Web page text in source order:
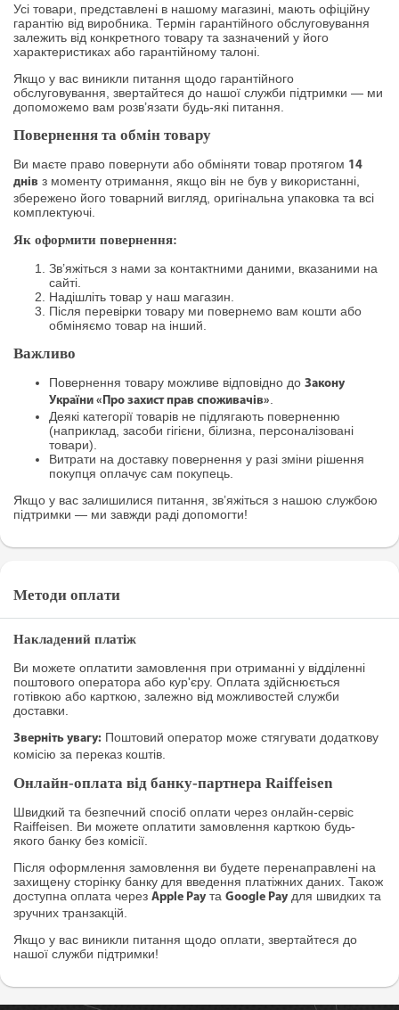
Усі товари, представлені в нашому магазині, мають офіційну
гарантію від виробника. Термін гарантійного обслуговування
залежить від конкретного товару та зазначений у його
характеристиках або гарантійному талоні.
Якщо у вас виникли питання щодо гарантійного
обслуговування, звертайтеся до нашої служби підтримки — ми
допоможемо вам розв’язати будь-які питання.
Повернення та обмін товару
Ви маєте право повернути або обміняти товар протягом 14
днів з моменту отримання, якщо він не був у використанні,
збережено його товарний вигляд, оригінальна упаковка та всі
комплектуючі.
Як оформити повернення:
Зв’яжіться з нами за контактними даними, вказаними на
сайті.
Надішліть товар у наш магазин.
Після перевірки товару ми повернемо вам кошти або
обміняємо товар на інший.
Важливо
Повернення товару можливе відповідно до Закону
України «Про захист прав споживачів».
Деякі категорії товарів не підлягають поверненню
(наприклад, засоби гігієни, білизна, персоналізовані
товари).
Витрати на доставку повернення у разі зміни рішення
покупця оплачує сам покупець.
Якщо у вас залишилися питання, зв’яжіться з нашою службою
підтримки — ми завжди раді допомогти!
Методи оплати
Накладений платіж
Ви можете оплатити замовлення при отриманні у відділенні
поштового оператора або кур'єру. Оплата здійснюється
готівкою або карткою, залежно від можливостей служби
доставки.
Зверніть увагу: Поштовий оператор може стягувати додаткову
комісію за переказ коштів.
Онлайн-оплата від банку-партнера Raiffeisen
Швидкий та безпечний спосіб оплати через онлайн-сервіс
Raiffeisen. Ви можете оплатити замовлення карткою будь-
якого банку без комісії.
Після оформлення замовлення ви будете перенаправлені на
захищену сторінку банку для введення платіжних даних. Також
доступна оплата через Apple Pay та Google Pay для швидких та
зручних транзакцій.
Якщо у вас виникли питання щодо оплати, звертайтеся до
нашої служби підтримки!